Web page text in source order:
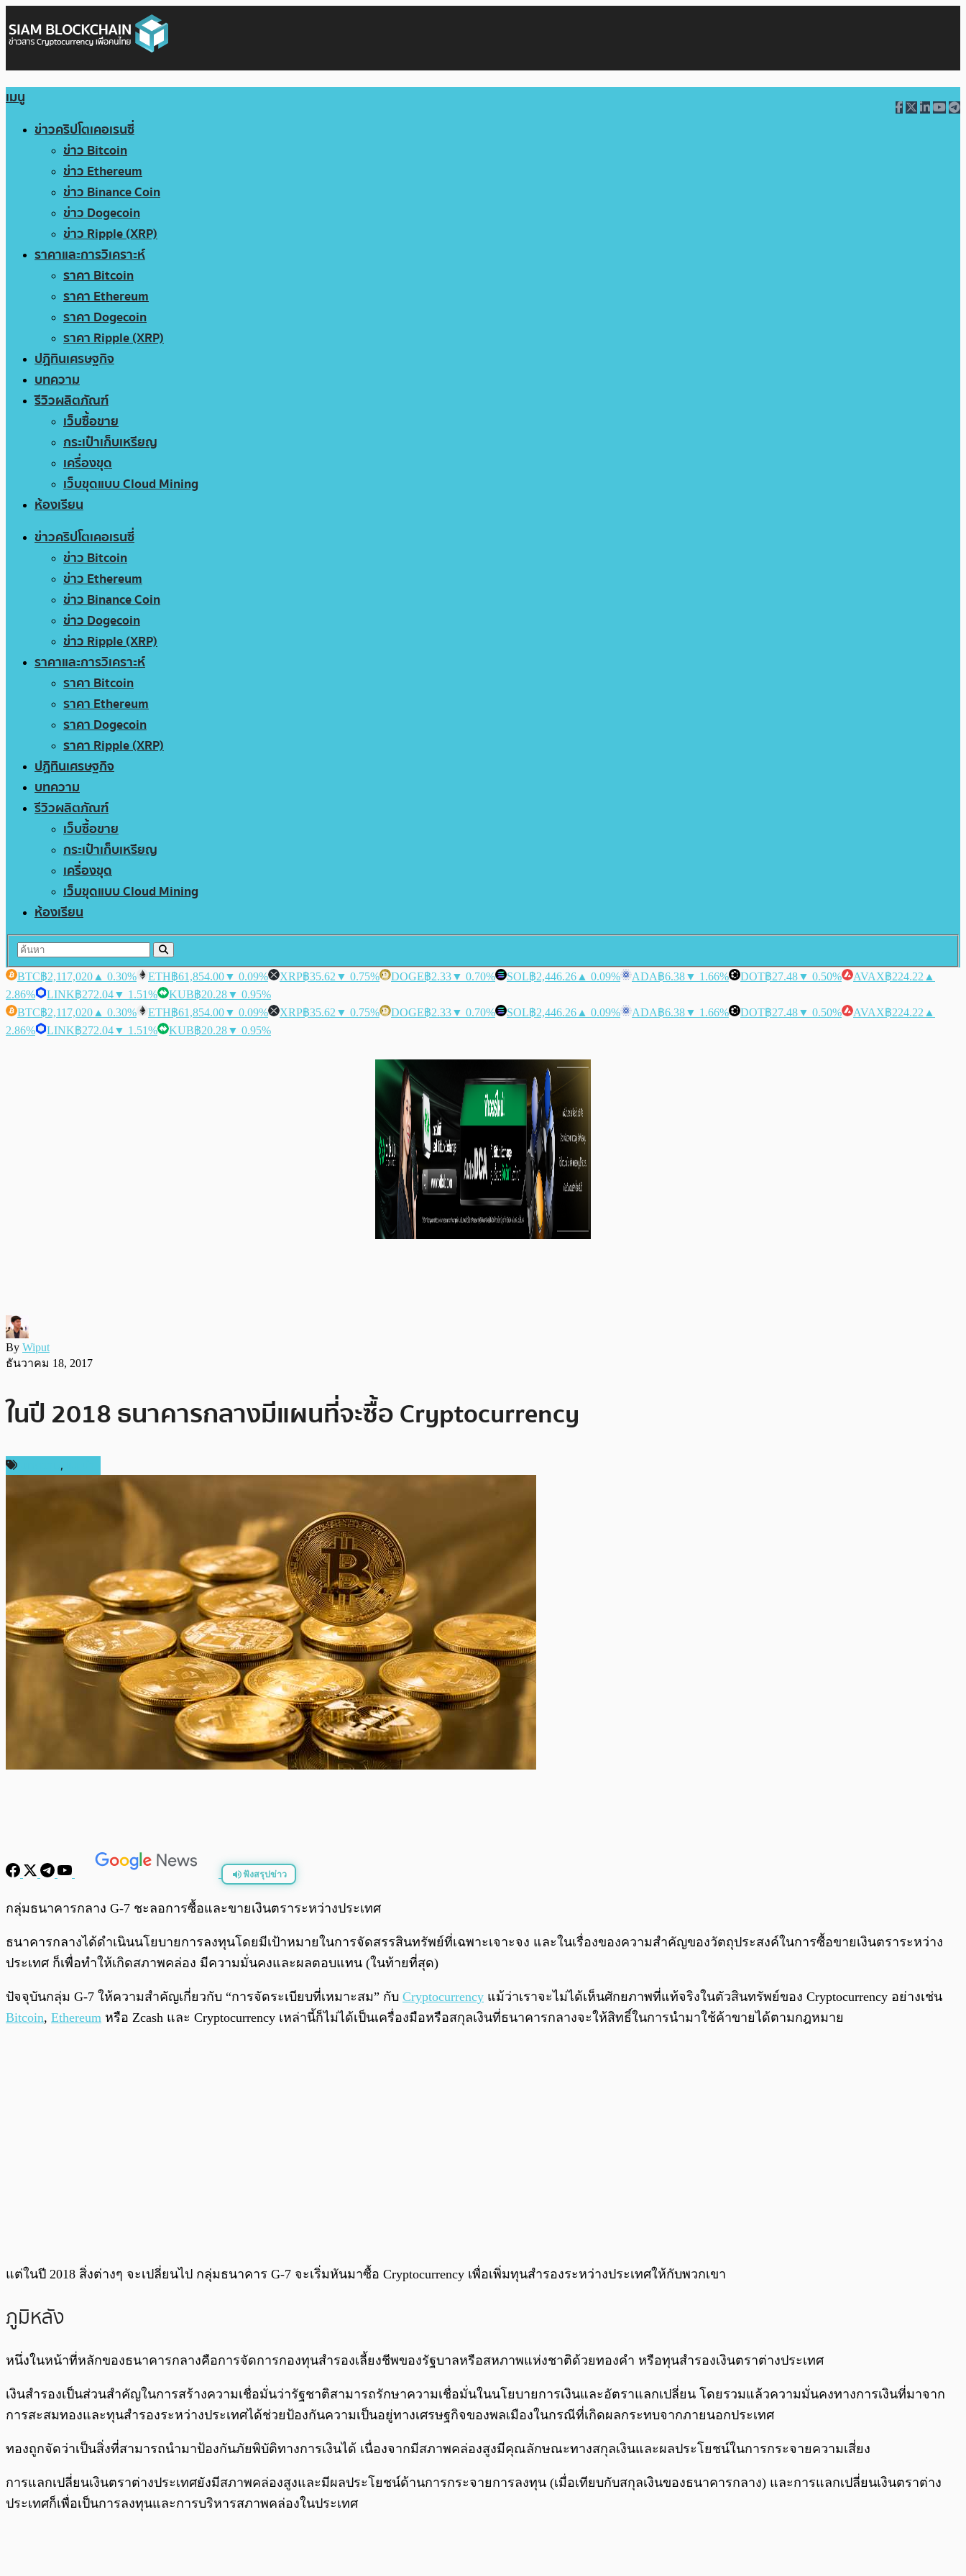
เมนู
ข่าวคริปโตเคอเรนซี่
ข่าว Bitcoin
ข่าว Ethereum
ข่าว Binance Coin
ข่าว Dogecoin
ข่าว Ripple (XRP)
ราคาและการวิเคราะห์
ราคา Bitcoin
ราคา Ethereum
ราคา Dogecoin
ราคา Ripple (XRP)
ปฏิทินเศรษฐกิจ
บทความ
รีวิวผลิตภัณฑ์
เว็บซื้อขาย
กระเป๋าเก็บเหรียญ
เครื่องขุด
เว็บขุดแบบ Cloud Mining
ห้องเรียน
ข่าวคริปโตเคอเรนซี่
ข่าว Bitcoin
ข่าว Ethereum
ข่าว Binance Coin
ข่าว Dogecoin
ข่าว Ripple (XRP)
ราคาและการวิเคราะห์
ราคา Bitcoin
ราคา Ethereum
ราคา Dogecoin
ราคา Ripple (XRP)
ปฏิทินเศรษฐกิจ
บทความ
รีวิวผลิตภัณฑ์
เว็บซื้อขาย
กระเป๋าเก็บเหรียญ
เครื่องขุด
เว็บขุดแบบ Cloud Mining
ห้องเรียน
BTC฿2,117,020 ▲ 0.30% ETH฿61,854.00▼ 0.09% XRP฿35.62 ▼ 0.75% DOGE฿2.33▼ 0.70% SOL฿2,446.26 ▲ 0.09% ADA฿6.38▼ 1.66% DOT฿27.48▼ 0.50% AVAX฿224.22 ▲
2.86%
LINK฿272.04▼ 1.51% KUB฿20.28▼ 0.95%
BTC฿2,117,020 ▲ 0.30% ETH฿61,854.00▼ 0.09% XRP฿35.62 ▼ 0.75% DOGE฿2.33▼ 0.70% SOL฿2,446.26 ▲ 0.09% ADA฿6.38▼ 1.66% DOT฿27.48▼ 0.50% AVAX฿224.22 ▲
2.86%
LINK฿272.04▼ 1.51% KUB฿20.28▼ 0.95%
By Wiput
ธันวาคม 18, 2017
ในปี 2018 ธนาคารกลางมีแผนที่จะซื้อ Cryptocurrency
,
ฟังสรุปข่าว
กลุ่มธนาคารกลาง G-7 ชะลอการซื้อและขายเงินตราระหว่างประเทศ
ธนาคารกลางได้ดำเนินนโยบายการลงทุนโดยมีเป้าหมายในการจัดสรรสินทรัพย์ที่เฉพาะเจาะจง และในเรื่องของความสำคัญของวัตถุประสงค์ในการซื้อขายเงินตราระหว่าง
ประเทศ ก็เพื่อทำให้เกิดสภาพคล่อง มีความมั่นคงและผลตอบแทน (ในท้ายที่สุด)
ปัจจุบันกลุ่ม G-7 ให้ความสำคัญเกี่ยวกับ “การจัดระเบียบที่เหมาะสม” กับ Cryptocurrency แม้ว่าเราจะไม่ได้เห็นศักยภาพที่แท้จริงในตัวสินทรัพย์ของ Cryptocurrency อย่างเช่น
Bitcoin, Ethereum หรือ Zcash และ Cryptocurrency เหล่านี้ก็ไม่ได้เป็นเครื่องมือหรือสกุลเงินที่ธนาคารกลางจะให้สิทธิ์ในการนำมาใช้ค้าขายได้ตามกฎหมาย
แต่ในปี 2018 สิ่งต่างๆ จะเปลี่ยนไป กลุ่มธนาคาร G-7 จะเริ่มหันมาซื้อ Cryptocurrency เพื่อเพิ่มทุนสำรองระหว่างประเทศให้กับพวกเขา
ภูมิหลัง
หนึ่งในหน้าที่หลักของธนาคารกลางคือการจัดการกองทุนสำรองเลี้ยงชีพของรัฐบาลหรือสหภาพแห่งชาติด้วยทองคำ หรือทุนสำรองเงินตราต่างประเทศ
เงินสำรองเป็นส่วนสำคัญในการสร้างความเชื่อมั่นว่ารัฐชาติสามารถรักษาความเชื่อมั่นในนโยบายการเงินและอัตราแลกเปลี่ยน โดยรวมแล้วความมั่นคงทางการเงินที่มาจาก
การสะสมทองและทุนสำรองระหว่างประเทศได้ช่วยป้องกันความเป็นอยู่ทางเศรษฐกิจของพลเมืองในกรณีที่เกิดผลกระทบจากภายนอกประเทศ
ทองถูกจัดว่าเป็นสิ่งที่สามารถนำมาป้องกันภัยพิบัติทางการเงินได้ เนื่องจากมีสภาพคล่องสูงมีคุณลักษณะทางสกุลเงินและผลประโยชน์ในการกระจายความเสี่ยง
การแลกเปลี่ยนเงินตราต่างประเทศยังมีสภาพคล่องสูงและมีผลประโยชน์ด้านการกระจายการลงทุน (เมื่อเทียบกับสกุลเงินของธนาคารกลาง) และการแลกเปลี่ยนเงินตราต่าง
ประเทศก็เพื่อเป็นการลงทุนและการบริหารสภาพคล่องในประเทศ